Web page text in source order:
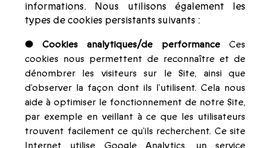
informations. Nous utilisons également les
types de cookies persistants suivants :
• Cookies analytiques/de performance Ces
cookies nous permettent de reconnaître et de
dénombrer les visiteurs sur le Site, ainsi que
d’observer la façon dont ils l’utilisent. Cela nous
aide à optimiser le fonctionnement de notre Site,
par exemple en veillant à ce que les utilisateurs
trouvent facilement ce qu’ils recherchent. Ce site